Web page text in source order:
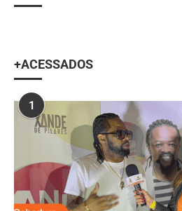
+ACESSADOS
1